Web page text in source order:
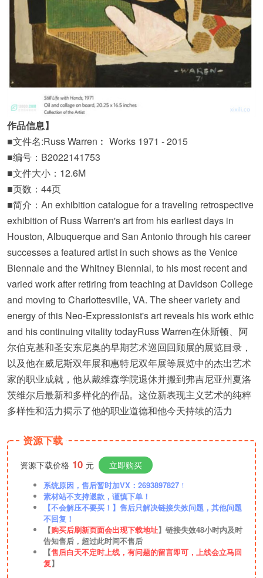
作品信息】
■文件名:Russ Warren︰ Works 1971 - 2015
■编号：B2022141753
■文件大小：12.6M
■页数：44页
■简介：An exhibition catalogue for a traveling retrospective
exhibition of Russ Warren's art from his earliest days in
Houston, Albuquerque and San Antonio through his career
successes a featured artist in such shows as the Venice
Biennale and the Whitney Biennial, to his most recent and
varied work after retiring from teaching at Davidson College
and moving to Charlottesville, VA. The sheer variety and
energy of this Neo-Expressionist's art reveals his work ethic
and his continuing vitality todayRuss Warren在休斯顿、阿
尔伯克基和圣安东尼奥的早期艺术巡回回顾展的展览目录，
以及他在威尼斯双年展和惠特尼双年展等展览中的杰出艺术
家的职业成就，他从戴维森学院退休并搬到弗吉尼亚州夏洛
茨维尔后最新和多样化的作品。这位新表现主义艺术的纯粹
多样性和活力揭示了他的职业道德和他今天持续的活力
资源下载
资源下载价格 10 元 立即购买
系统原因，售后暂时加VX：2693897827 ！
素材站不支持退款，谨慎下单！
【不会解压不要买！】售后只解决链接失效问题，其他问题
不回复！
【购买后刷新页面会出现下载地址】链接失效48小时内及时
告知售后，超过此时间不售后
【售后白天不定时上线，有问题的留言即可，上线会立马回
复】